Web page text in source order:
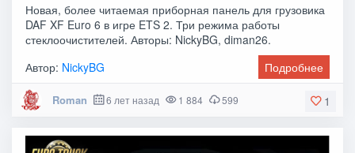
Новая, более читаемая приборная панель для грузовика
DAF XF Euro 6 в игре ETS 2. Три режима работы
стеклоочистителей. Авторы: NickyBG, diman26.
Автор: NickyBG Подробнее
1
Roman 6 лет назад 1 884 599